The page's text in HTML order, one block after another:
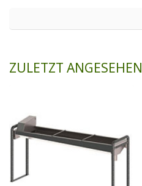
ZULETZT ANGESEHEN